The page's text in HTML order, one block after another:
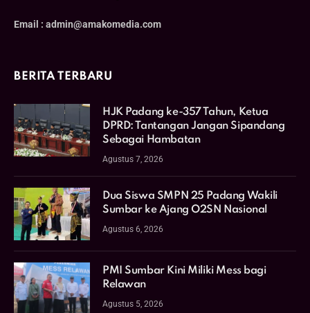
Email : admin@amakomedia.com
BERITA TERBARU
HJK Padang ke-357 Tahun, Ketua
DPRD: Tantangan Jangan Sipandang
Sebagai Hambatan
Agustus 7, 2026
Dua Siswa SMPN 25 Padang Wakili
Sumbar ke Ajang O2SN Nasional
Agustus 6, 2026
PMI Sumbar Kini Miliki Mess bagi
Relawan
Agustus 5, 2026